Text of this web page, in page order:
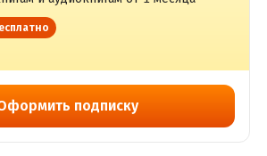
подписку